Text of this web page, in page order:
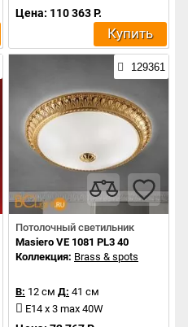
Цена: 110 363 Р.
Купить
129361
Потолочный светильник
Masiero VE 1081 PL3 40
Коллекция: Brass & spots
В: 12 см Д: 41 см
E14 x 3 max 40W